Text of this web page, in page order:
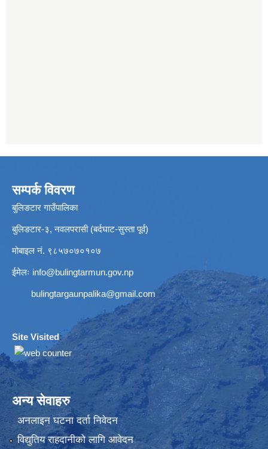
सम्पर्क विवरण
बुलिङटार गाउँपालिका
बुलिङटार-३, नवलपरासी (बर्दघाट-सुस्ता पूर्व)
मोबाइल नं. ९८५७०७०१०७
ईमेलः info@bulingtarmun.gov.np
bulingtargaunpalika@gmail.com
Site Visited:
अन्य सेवाहरु
अनलाइन घटना दर्ता निवेदन
विद्युतिय राहदानीको लागि आवेदन